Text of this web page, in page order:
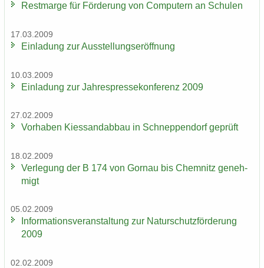
Rest­mar­ge für För­de­rung von Com­pu­tern an Schu­len
17.03.2009
Ein­la­dung zur Aus­stel­lungs­er­öff­nung
10.03.2009
Ein­la­dung zur Jah­res­pres­se­kon­fe­renz 2009
27.02.2009
Vor­ha­ben Kies­sand­ab­bau in Schnep­pen­dorf ge­prüft
18.02.2009
Ver­le­gung der B 174 von Gorn­au bis Chem­nitz ge­neh­
migt
05.02.2009
In­for­ma­ti­ons­ver­an­stal­tung zur Na­tur­schutz­för­de­rung
2009
02.02.2009